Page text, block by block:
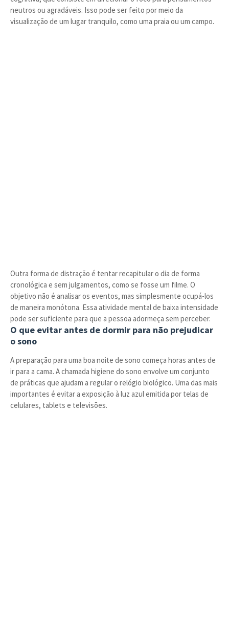
neutros ou agradáveis. Isso pode ser feito por meio da
visualização de um lugar tranquilo, como uma praia ou um campo.
Outra forma de distração é tentar recapitular o dia de forma
cronológica e sem julgamentos, como se fosse um filme. O
objetivo não é analisar os eventos, mas simplesmente ocupá-los
de maneira monótona. Essa atividade mental de baixa intensidade
pode ser suficiente para que a pessoa adormeça sem perceber.
O que evitar antes de dormir para não prejudicar
o sono
A preparação para uma boa noite de sono começa horas antes de
ir para a cama. A chamada higiene do sono envolve um conjunto
de práticas que ajudam a regular o relógio biológico. Uma das mais
importantes é evitar a exposição à luz azul emitida por telas de
celulares, tablets e televisões.